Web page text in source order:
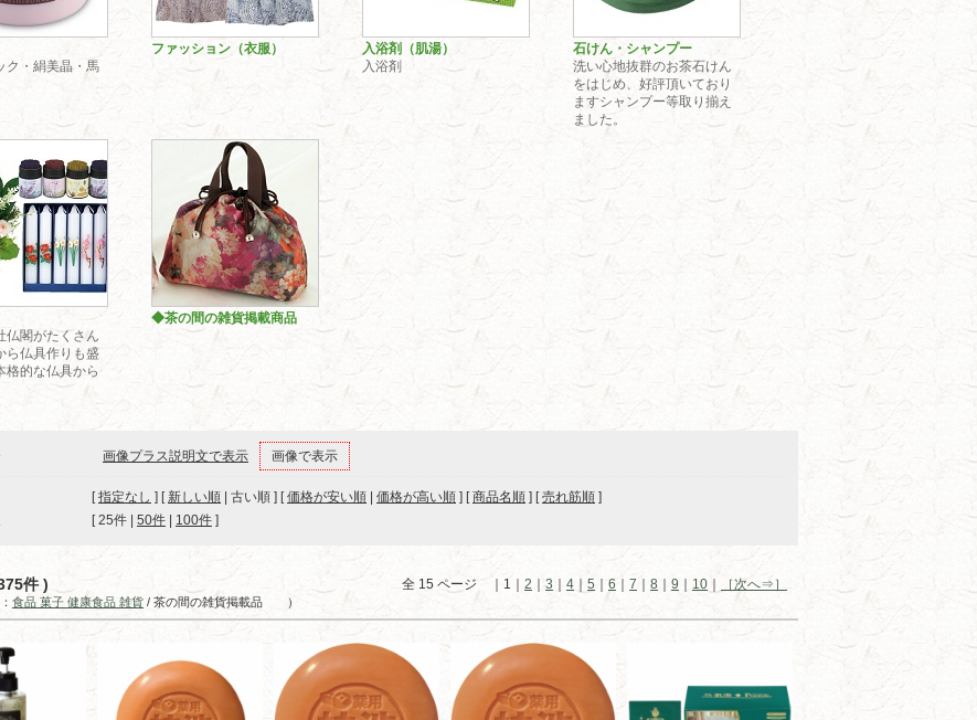
ク・絹美晶・馬
ファッション（衣服）
入浴剤（肌湯）
入浴剤
石けん・シャンプー
洗い心地抜群のお茶石けん
をはじめ、好評頂いており
ますシャンプー等取り揃え
ました。
仏閣がたくさん
ら仏具作りも盛
格的な仏具から
◆茶の間の雑貨掲載商品
画像プラス説明文で表示 画像で表示
[指定なし ] [ 新しい順 | 古い順 ] [価格が安い順 価格が高い順 ] [商品名順 ] [売れ筋順 ]
[ 25件 50件 100件 ]
件 ) 全 15 ページ ｜1｜ 2 3 4 5 6 7 8 9 10 ［次へ⇒］
食品 菓子 健康食品 雑貨 / 茶の間の雑貨掲載品 ）